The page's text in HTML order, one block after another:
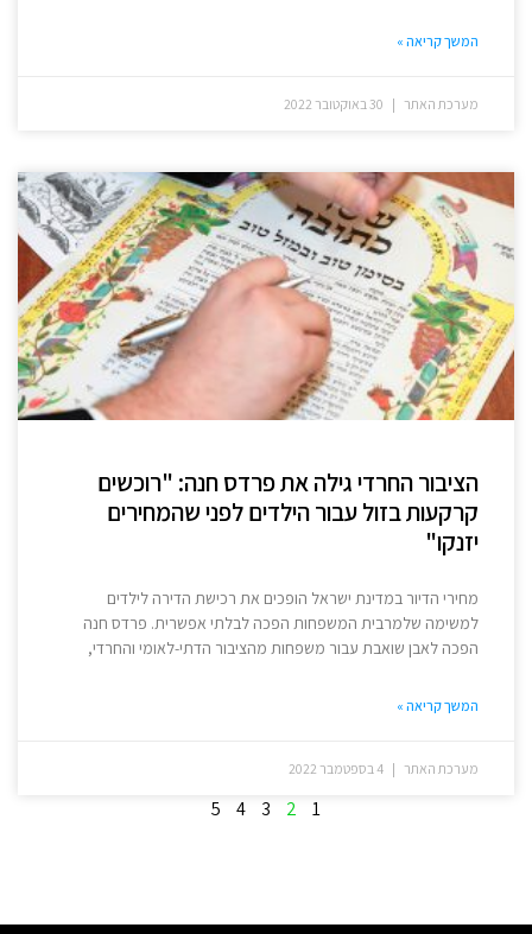
המשך קריאה »
מערכת האתר
הציבור החרדי גילה את פרדס חנה: "רוכשים
קרקעות בזול עבור הילדים לפני שהמחירים
יזנקו"
מחירי הדיור במדינת ישראל הופכים את רכישת הדירה לילדים
למשימה שלמרבית המשפחות הפכה לבלתי אפשרית. פרדס חנה
הפכה לאבן שואבת עבור משפחות מהציבור הדתי-לאומי והחרדי,
המשך קריאה »
מערכת האתר
1
2
3
4
5